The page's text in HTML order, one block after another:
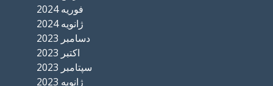
فوریه 2024
ژانویه 2024
دسامبر 2023
اکتبر 2023
سپتامبر 2023
ژانویه 2023